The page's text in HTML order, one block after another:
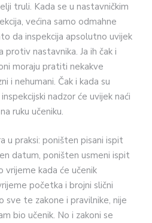
truli. Kada se u nastavničkim
većina samo odmahne
da inspekcija apsolutno uvijek
protiv nastavnika. Ja ih čak i
moraju pratiti nekakve
i nehumani. Čak i kada su
nadzor će uvijek naći
ruku učeniku.
u praksi: poništen pisani ispit
datum, poništen usmeni ispit
vrijeme kada će učenik
početka i brojni slični
sve te zakone i pravilnike, nije
bio učenik. No i zakoni se